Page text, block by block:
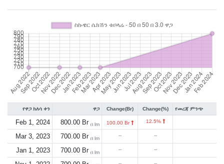
የዋጋ ክለሳ ቀን ዋጋ Change(Br) Change(%) የመረጃ ምንጭ
Feb 1, 2024 800.00 Br በ lm 100.00 Br 12.5%
Mar 3, 2023 700.00 Br በ lm -- --
Jan 1, 2023 700.00 Br በ lm -- --